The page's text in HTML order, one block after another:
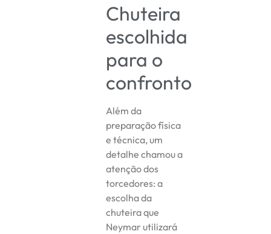
Chuteira
escolhida
para o
confronto
Além da
preparação física
e técnica, um
detalhe chamou a
atenção dos
torcedores: a
escolha da
chuteira que
Neymar utilizará